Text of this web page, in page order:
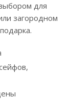
для
загородном